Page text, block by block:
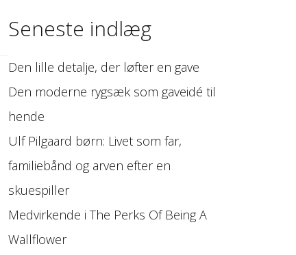
Seneste indlæg
Den lille detalje, der løfter en gave
Den moderne rygsæk som gaveidé til
hende
Ulf Pilgaard børn: Livet som far,
familiebånd og arven efter en
skuespiller
Medvirkende i The Perks Of Being A
Wallflower